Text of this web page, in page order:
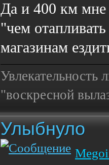
Да и 400 км мне
"чем
магазинам
Увлекательность
"воскресной
Улыбнуло